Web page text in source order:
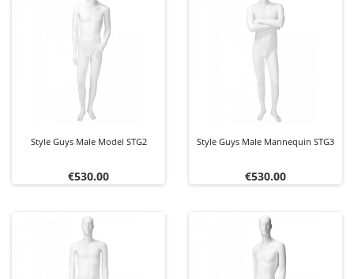
Style Guys Male Model STG2
Price
€530.00
Style Guys Male Mannequin STG3
Price
€530.00